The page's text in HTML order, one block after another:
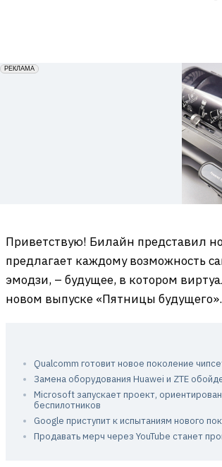
erid: 2VfnxxmNzs5
РЕКЛАМА
Приветствую! Билайн представил
предлагает каждому возможность
эмодзи, – будущее, в котором
новом выпуске «Пятницы будущего».
Qualcomm готовит новое поколение
Замена оборудования Huawei и ZTE
Microsoft запускает проект,
беспилотников
Google приступит к испытаниям нового
Продавать мерч через YouTube станет